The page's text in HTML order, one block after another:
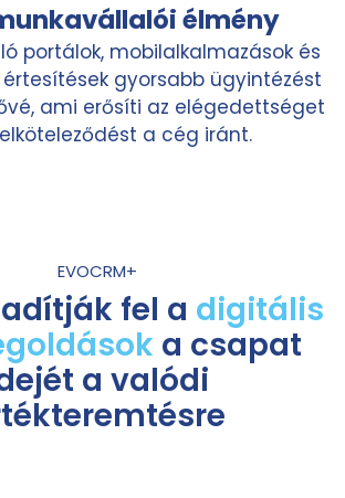
élmény
portálok, mobilalkalmazások és
gyorsabb ügyintézést
ami erősíti az elégedettséget
a cég iránt.
EVOCRM+
fel a digitális
a csapat
a valódi